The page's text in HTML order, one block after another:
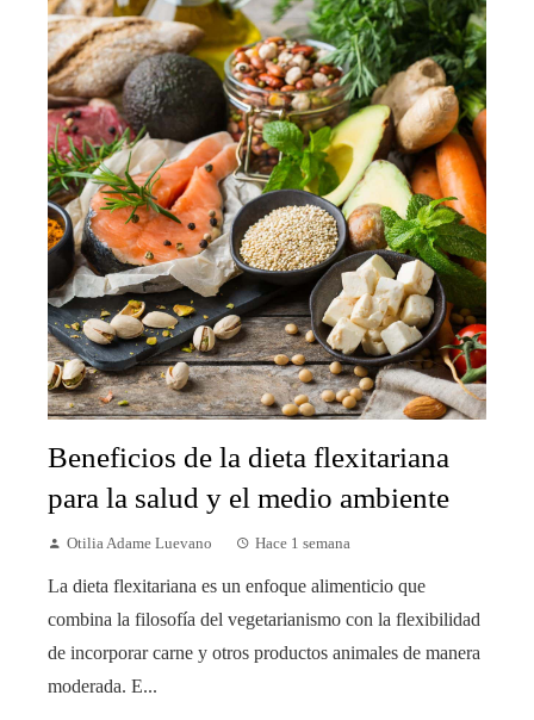
Beneficios de la dieta flexitariana
para la salud y el medio ambiente
Otilia Adame Luevano Hace 1 semana
La dieta flexitariana es un enfoque alimenticio que
combina la filosofía del vegetarianismo con la flexibilidad
de incorporar carne y otros productos animales de manera
moderada. E...